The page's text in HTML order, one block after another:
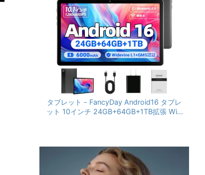
タブレット - FancyDay Android16 タブレ
ット 10インチ 24GB+64GB+1TB拡張 WiFi
RGBライト 児童守護 IPS画面 日本語説明書